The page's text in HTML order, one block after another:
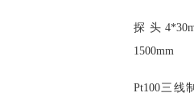
探头
1500mm
Pt100三线